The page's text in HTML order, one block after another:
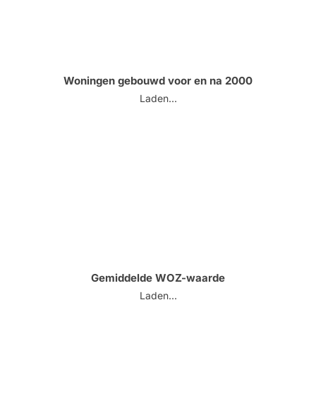
Woningen gebouwd voor en na 2000
Laden...
Gemiddelde WOZ-waarde
Laden...